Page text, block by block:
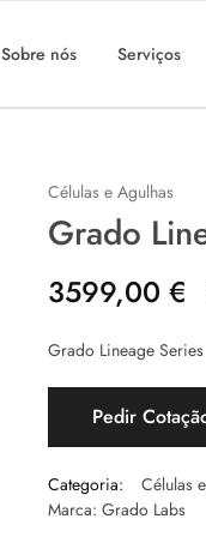
Sobre nós Serviços
Células e Agulhas
Grado
3599,00 €
Grado Lineage Series
Pedir
Categoria:
Células
Marca: Grado Labs